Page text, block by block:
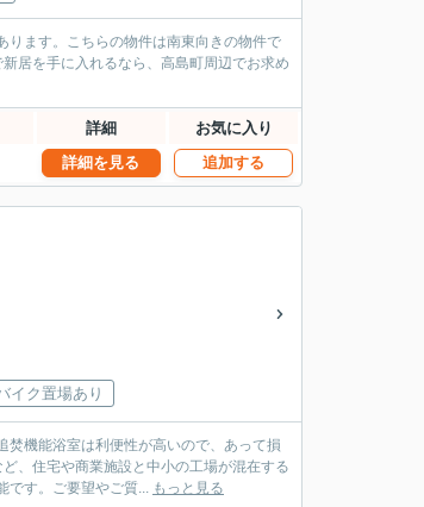
ります。こちらの物件は南東向きの物件で
居を手に入れるなら、高島町周辺でお求め
詳細 お気に入り
詳細を見る 追加する
イク置場あり
焚機能浴室は利便性が高いので、あって損
、住宅や商業施設と中小の工場が混在する
です。ご要望やご質... もっと見る